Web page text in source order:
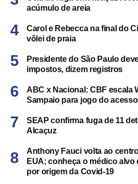
acúmulo de areia
Carol e Rebecca na final do
vôlei de praia
Presidente do São Paulo
impostos, dizem registros
ABC x Nacional: CBF escala
Sampaio para jogo do acesso
SEAP confirma fuga de 11
Alcaçuz
Anthony Fauci volta ao
EUA; conheça o médico alvo
por origem da Covid-19